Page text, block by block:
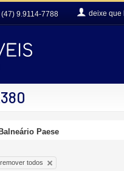
(47) 9.9114-7788 deixe que
Balneário Paese
remover todos